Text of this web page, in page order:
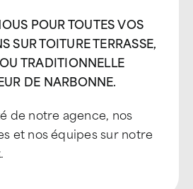
POUR TOUTES VOS
SUR TOITURE TERRASSE,
TRADITIONNELLE
DE NARBONNE.
de notre agence, nos
et nos équipes sur notre